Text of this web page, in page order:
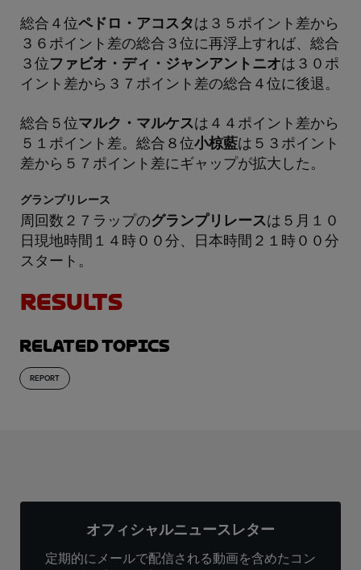
総合４位ペドロ・アコスタは３５ポイント差から
３６ポイント差の総合３位に再浮上すれば、総合
３位ファビオ・ディ・ジャンアントニオは３０ポ
イント差から３７ポイント差の総合４位に後退。
総合５位マルク・マルケスは４４ポイント差から
５１ポイント差。総合８位小椋藍は５３ポイント
差から５７ポイント差にギャップが拡大した。
グランプリレース
周回数２７ラップのグランプリレースは５月１０
日現地時間１４時００分、日本時間２１時００分
スタート。
RESULTS
Related topics
REPORT
オフィシャルニュースレター
定期的にメールで配信される動画を含めたコン